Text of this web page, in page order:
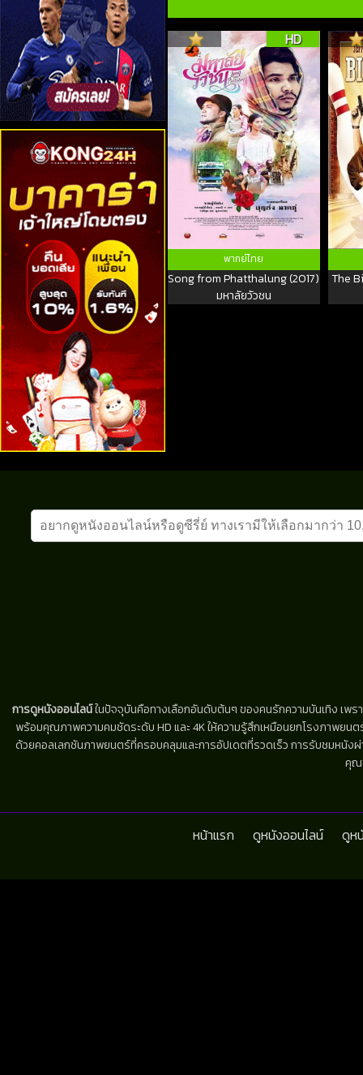
HD
พากย์ไทย
Song from Phatthalung (2017)
มหาลัยวัวชน
The
การดูหนังออนไลน์ในปัจจุบันคือทางเลือกอันดับต้นๆ ของคนรักความบันเทิง เพร
พร้อมคุณภาพความคมชัดระดับ HD และ 4K ให้ความรู้สึกเหมือนยกโรงภาพยน
ด้วยคอลเลกชันภาพยนตร์ที่ครอบคลุมและการอัปเดตที่รวดเร็ว การรับชมหนัง
คุณ
หน้าแรก ดูหนังออนไลน์ ดูห